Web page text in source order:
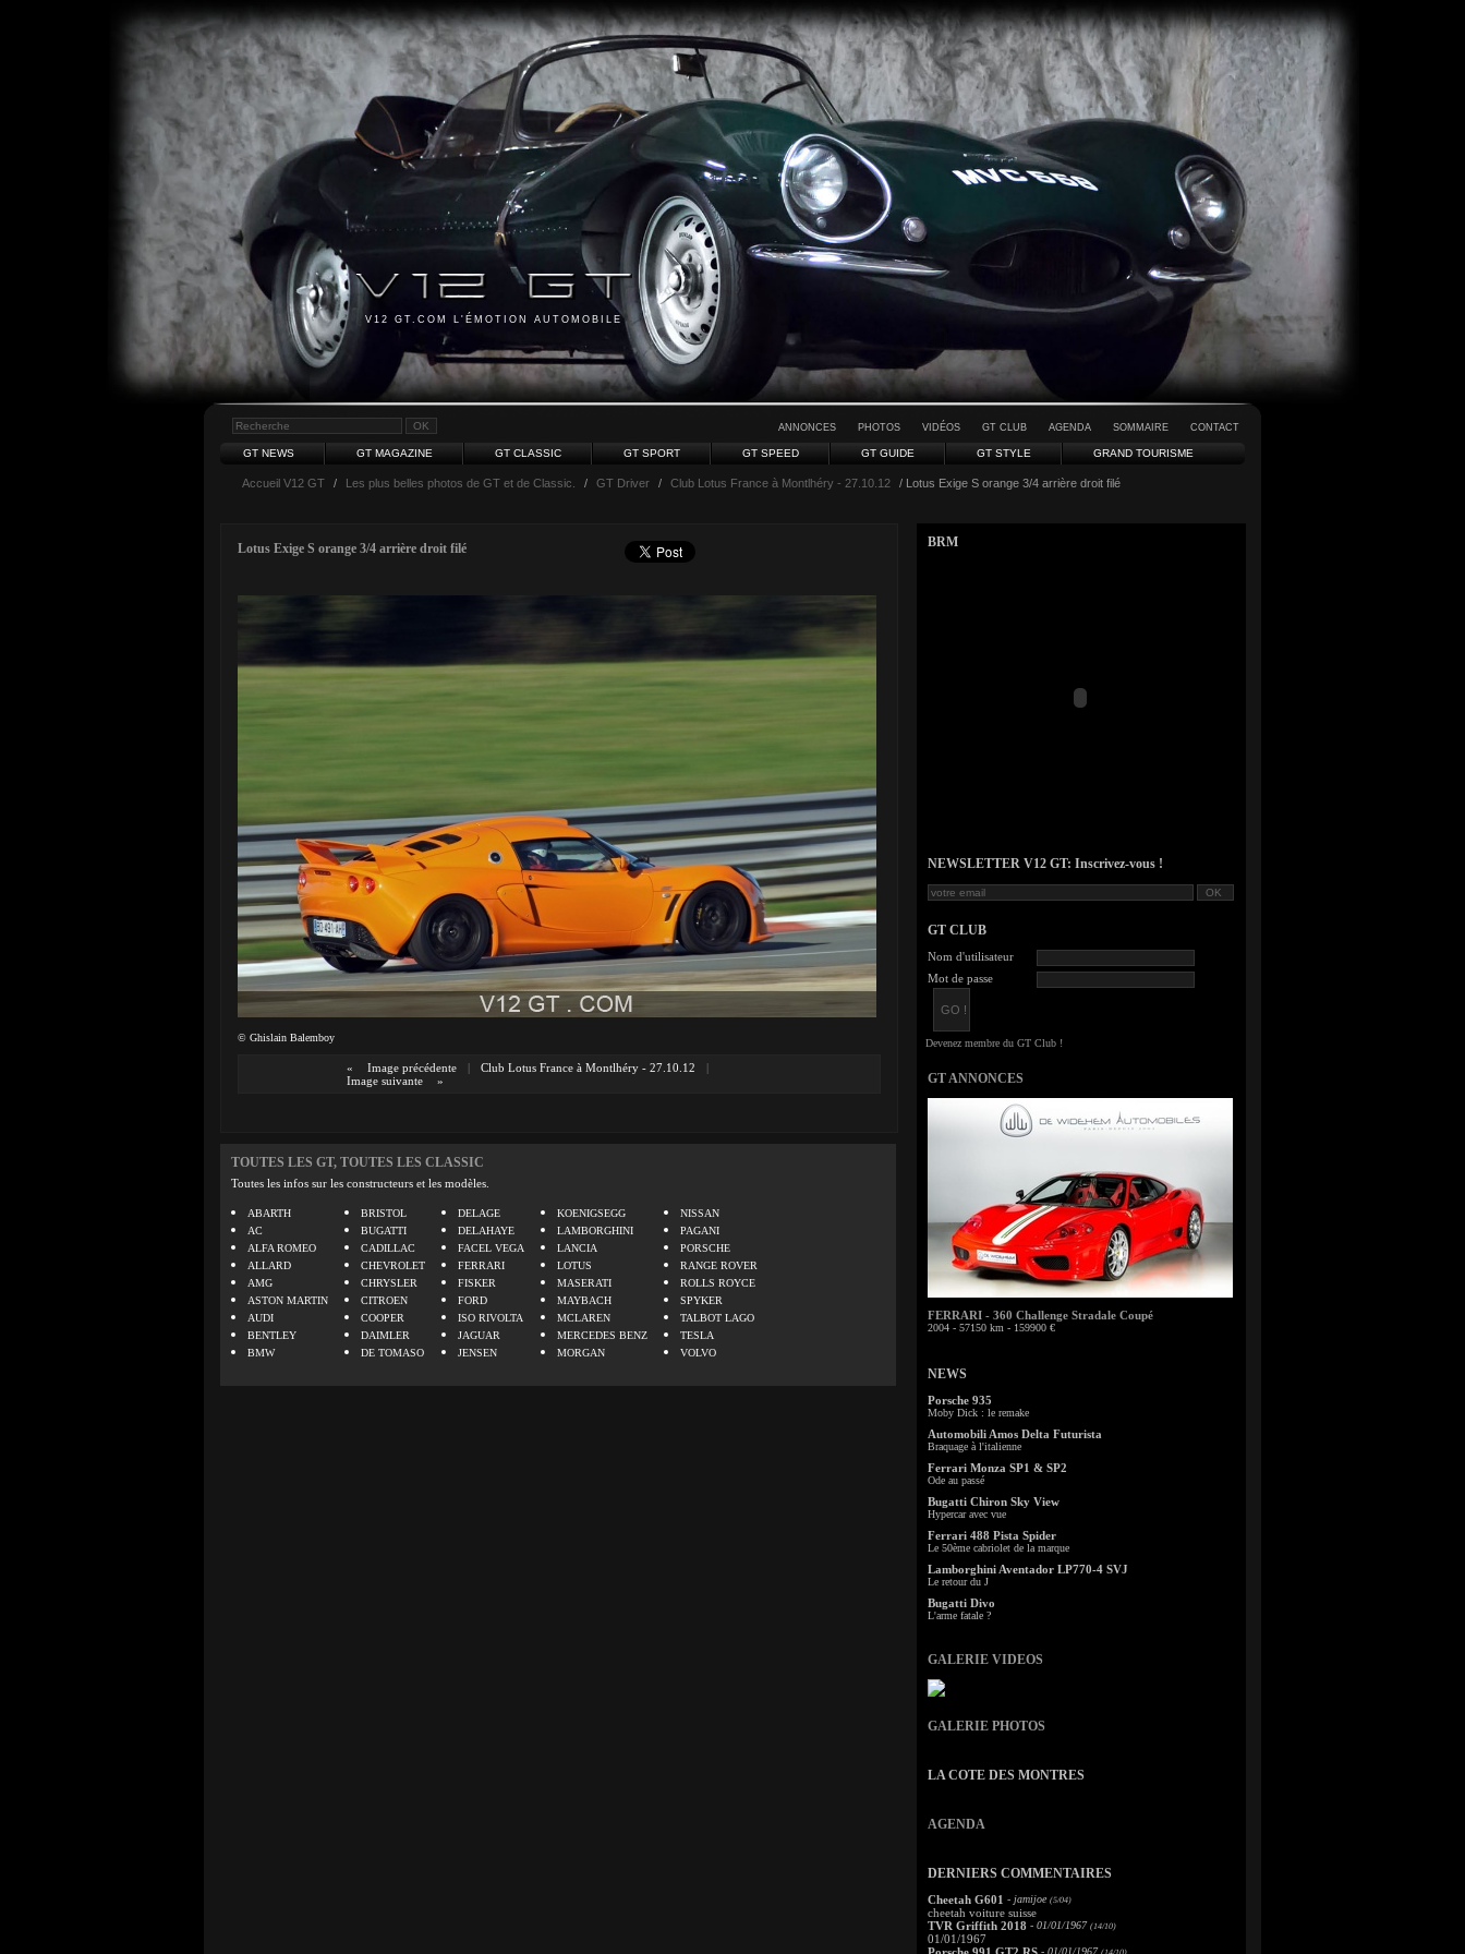
V12 GT.COM L'ÉMOTION AUTOMOBILE
ANNONCES PHOTOS VIDÉOS GT CLUB AGENDA SOMMAIRE CONTACT
GT NEWS GT MAGAZINE GT CLASSIC GT SPORT GT SPEED GT GUIDE GT STYLE GRAND TOURISME
Accueil V12 GT / Les plus belles photos de GT et de Classic. / GT Driver / Club Lotus France à Montlhéry - 27.10.12 / Lotus Exige S orange 3/4 arrière droit filé
Lotus Exige S orange 3/4 arrière droit filé
© Ghislain Balemboy
« Image précédente | Club Lotus France à Montlhéry - 27.10.12
|
Image suivante
»
TOUTES LES GT, TOUTES LES CLASSIC
Toutes les infos sur les constructeurs et les modèles.
ABARTH
AC
ALFA ROMEO
ALLARD
AMG
ASTON MARTIN
AUDI
BENTLEY
BMW
BRISTOL
BUGATTI
CADILLAC
CHEVROLET
CHRYSLER
CITROEN
COOPER
DAIMLER
DE TOMASO
DELAGE
DELAHAYE
FACEL VEGA
FERRARI
FISKER
FORD
ISO RIVOLTA
JAGUAR
JENSEN
KOENIGSEGG
LAMBORGHINI
LANCIA
LOTUS
MASERATI
MAYBACH
MCLAREN
MERCEDES BENZ
MORGAN
NISSAN
PAGANI
PORSCHE
RANGE ROVER
ROLLS ROYCE
SPYKER
TALBOT LAGO
TESLA
VOLVO
BRM
NEWSLETTER V12 GT: Inscrivez-vous !
GT CLUB
Nom d'utilisateur
Mot de passe
GT ANNONCES
FERRARI - 360 Challenge Stradale Coupé
2004 - 57150 km - 159900 €
NEWS
Porsche 935
Moby Dick : le remake
Automobili Amos Delta Futurista
Braquage à l'italienne
Ferrari Monza SP1 & SP2
Ode au passé
Bugatti Chiron Sky View
Hypercar avec vue
Ferrari 488 Pista Spider
Le 50ème cabriolet de la marque
Lamborghini Aventador LP770-4 SVJ
Le retour du J
Bugatti Divo
L'arme fatale ?
GALERIE VIDEOS
GALERIE PHOTOS
LA COTE DES MONTRES
AGENDA
DERNIERS COMMENTAIRES
Cheetah G601 - jamijoe (5/04)
cheetah voiture suisse
TVR Griffith 2018 - 01/01/1967 (14/10)
01/01/1967
- 01/01/1967